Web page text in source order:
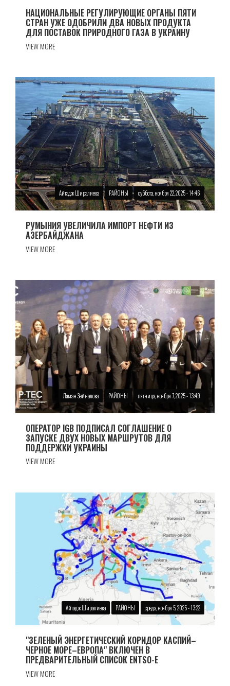
НАЦИОНАЛЬНЫЕ РЕГУЛИРУЮЩИЕ ОРГАНЫ ПЯТИ
СТРАН УЖЕ ОДОБРИЛИ ДВА НОВЫХ ПРОДУКТА
ДЛЯ ПОСТАВОК ПРИРОДНОГО ГАЗА В УКРАИНУ
VIEW MORE
Айтадж Ширалиева РАЙОНЫ суббота, ноября 22, 2025 - 14:46
РУМЫНИЯ УВЕЛИЧИЛА ИМПОРТ НЕФТИ ИЗ
АЗЕРБАЙДЖАНА
VIEW MORE
Ляман Зейналова РАЙОНЫ пятница, ноября 7, 2025 - 13:49
ОПЕРАТОР IGB ПОДПИСАЛ СОГЛАШЕНИЕ О
ЗАПУСКЕ ДВУХ НОВЫХ МАРШРУТОВ ДЛЯ
ПОДДЕРЖКИ УКРАИНЫ
VIEW MORE
Айтадж Ширалиева РАЙОНЫ среда, ноября 5, 2025 - 13:22
"ЗЕЛЕНЫЙ ЭНЕРГЕТИЧЕСКИЙ КОРИДОР КАСПИЙ–
ЧЕРНОЕ МОРЕ–ЕВРОПА" ВКЛЮЧЕН В
ПРЕДВАРИТЕЛЬНЫЙ СПИСОК ENTSO-E
VIEW MORE